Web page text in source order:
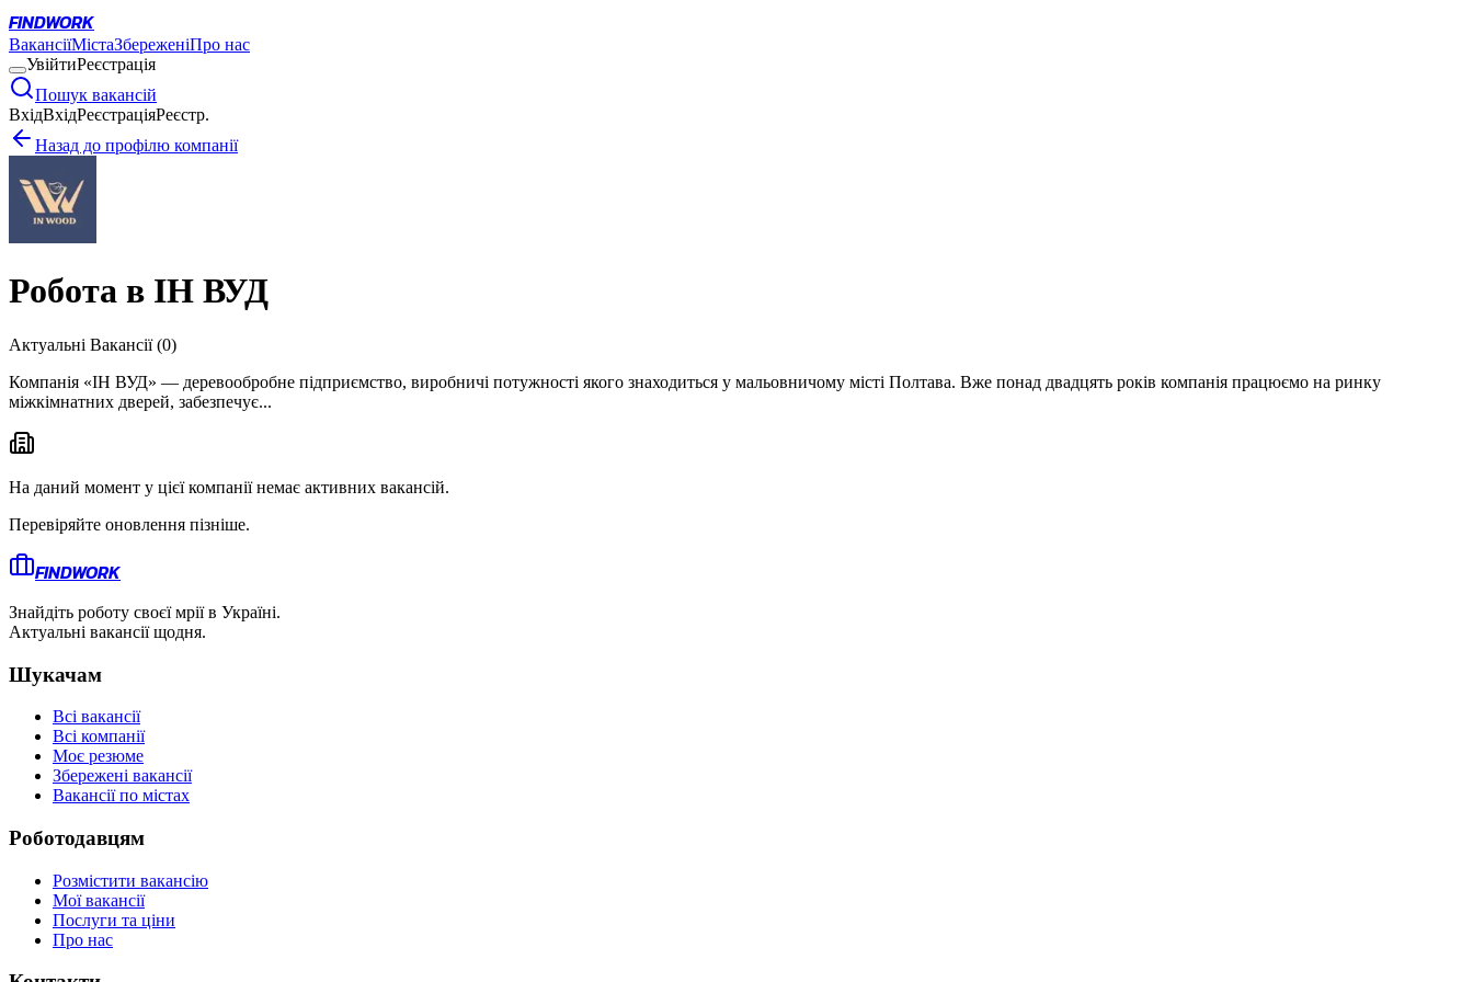
FINDWORK
ВакансіїМістаЗбереженіПро нас
УвійтиРеєстрація
Пошук вакансій
ВхідВхідРеєстраціяРеєстр.
Назад до профілю компанії
Робота в ІН ВУД
Актуальні Вакансії (0)
Компанія «ІН ВУД» — деревообробне підприємство, виробничі потужності якого знаходиться у мальовничому місті Полтава. Вже понад двадцять років компанія працюємо на ринку
міжкімнатних дверей, забезпечує...
На даний момент у цієї компанії немає активних вакансій.
Перевіряйте оновлення пізніше.
FINDWORK
Знайдіть роботу своєї мрії в Україні.
Актуальні вакансії щодня.
Шукачам
Всі вакансії
Всі компанії
Моє резюме
Збережені вакансії
Вакансії по містах
Роботодавцям
Розмістити вакансію
Мої вакансії
Послуги та ціни
Про нас